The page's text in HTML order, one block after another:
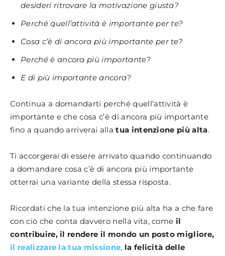
desideri ritrovare la motivazione giusta?
Perché quell’attività è importante per te?
Cosa c’è di ancora più importante per te?
Perché è ancora più importante?
E di più importante ancora?
Continua a domandarti perché quell’attività è
importante e che cosa c’è di ancora più importante
fino a quando arriverai allatua intenzione più alta.
Ti accorgerai di essere arrivato quando continuando
a domandare cosa c’è di ancora più importante
otterrai una variante della stessa risposta.
Ricordati che la tua intenzione più alta ha a che fare
con ciò che conta davvero nella vita, come il
contribuire, il rendere il mondo un posto migliore,
il realizzare la tua missione, la felicità delle